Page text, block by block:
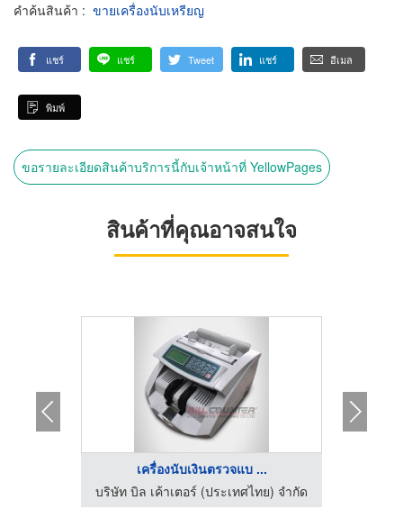
คำค้นสินค้า : ขายเครื่องนับเหรียญ
แชร์ แชร์ Tweet แชร์ อีเมล
พิมพ์
ขอรายละเอียดสินค้าบริการนี้กับเจ้าหน้าที่ YellowPages
สินค้าที่คุณอาจสนใจ
เครื่องนับเงินตรวจแบ ...
บริษัท บิล เค้าเตอร์ (ประเทศไทย) จำกัด